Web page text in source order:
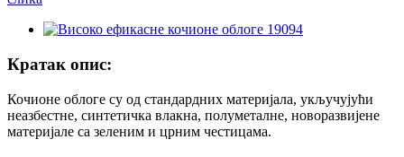
Кратак опис:
Кочионе облоге су од стандардних материјала, укључујући
неазбестне, синтетичка влакна, полуметалне, новоразвијене
материјале са зеленим и црним честицама.